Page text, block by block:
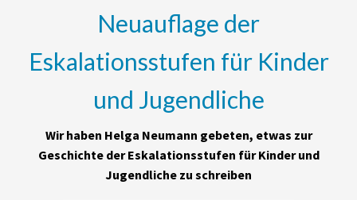
Neuauflage der
Eskalationsstufen für Kinder
und Jugendliche
Wir haben Helga Neumann gebeten, etwas zur
Geschichte der Eskalationsstufen für Kinder und
Jugendliche zu schreiben